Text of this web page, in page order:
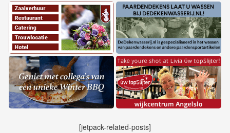
[jetpack-related-posts]